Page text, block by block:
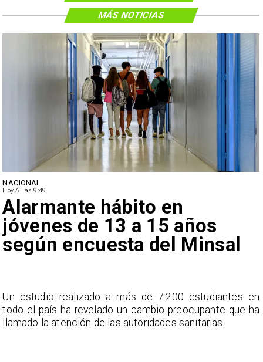
NACIONAL
Hoy A Las 9:49
Alarmante hábito en
jóvenes de 13 a 15 años
según encuesta del Minsal
Un estudio realizado a más de 7.200 estudiantes en
todo el país ha revelado un cambio preocupante que ha
llamado la atención de las autoridades sanitarias.
MÁS NOTICIAS